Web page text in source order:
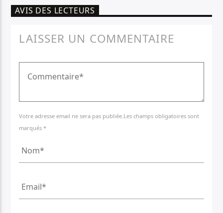
AVIS DES LECTEURS
LAISSER UN COMMENTAIRE
Votre adresse email ne sera pas publiée.Les champs obligatoires sont
marqués *